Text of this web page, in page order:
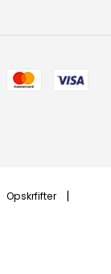
Opskrfifter